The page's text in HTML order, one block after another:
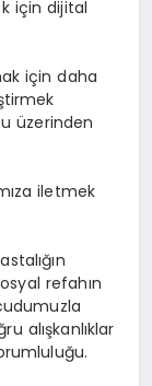
için dijital
için daha
üzerinden
iletmek
refahın
alışkanlıklar